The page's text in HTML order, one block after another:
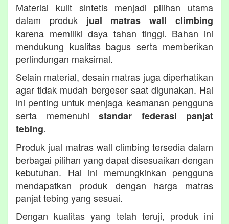
Material kulit sintetis menjadi pilihan utama
dalam produk jual matras wall climbing
karena memiliki daya tahan tinggi. Bahan ini
mendukung kualitas bagus serta memberikan
perlindungan maksimal.
Selain material, desain matras juga diperhatikan
agar tidak mudah bergeser saat digunakan. Hal
ini penting untuk menjaga keamanan pengguna
serta memenuhi standar federasi panjat
tebing.
Produk jual matras wall climbing tersedia dalam
berbagai pilihan yang dapat disesuaikan dengan
kebutuhan. Hal ini memungkinkan pengguna
mendapatkan produk dengan harga matras
panjat tebing yang sesuai.
Dengan kualitas yang telah teruji, produk ini